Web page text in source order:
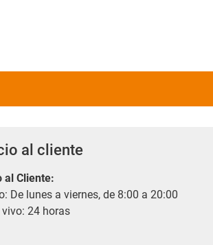
al cliente
al Cliente:
De lunes a viernes, de 8:00 a 20:00
vivo: 24 horas